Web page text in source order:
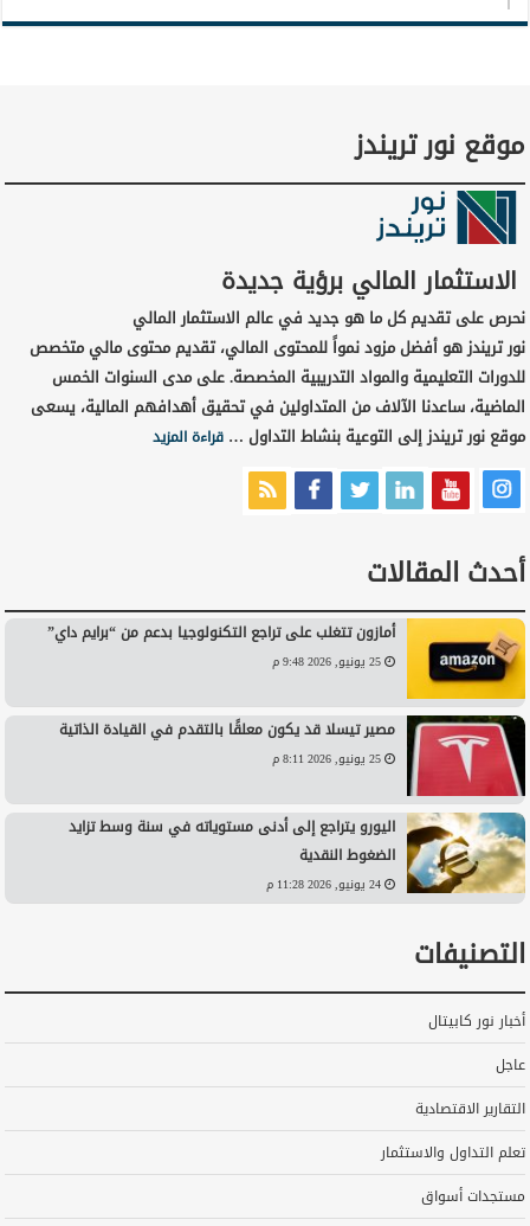
موقع نور تريندز
الاستثمار المالي برؤية جديدة
نحرص على تقديم كل ما هو جديد في عالم الاستثمار المالي
نور تريندز هو أفضل مزود نمواً للمحتوى المالي، تقديم محتوى مالي متخصص
للدورات التعليمية والمواد التدريبية المخصصة. على مدى السنوات الخمس
الماضية، ساعدنا الآلاف من المتداولين في تحقيق أهدافهم المالية، يسعى
موقع نور تريندز إلى التوعية بنشاط التداول …قراءة المزيد
أحدث المقالات
أمازون تتغلب على تراجع التكنولوجيا بدعم من “برايم داي”
25 يونيو, 2026 9:48 م
مصير تيسلا قد يكون معلقًا بالتقدم في القيادة الذاتية
25 يونيو, 2026 8:11 م
اليورو يتراجع إلى أدنى مستوياته في سنة وسط تزايد
الضغوط النقدية
24 يونيو, 2026 11:28 م
التصنيفات
أخبار نور كابيتال
عاجل
التقارير الاقتصادية
تعلم التداول والاستثمار
مستجدات أسواق